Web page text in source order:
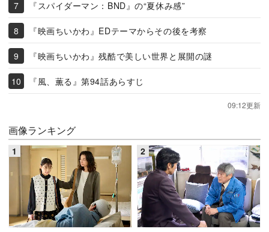
『スパイダーマン：BND』の“夏休み感”
『映画ちいかわ』EDテーマからその後を考察
『映画ちいかわ』残酷で美しい世界と展開の謎
『風、薫る』第94話あらすじ
09:12更新
画像ランキング